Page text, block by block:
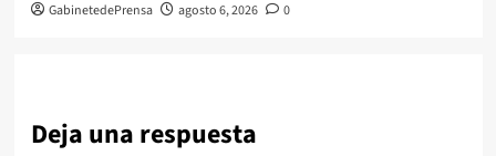
GabinetedePrensa agosto 6, 2026 0
Deja una respuesta